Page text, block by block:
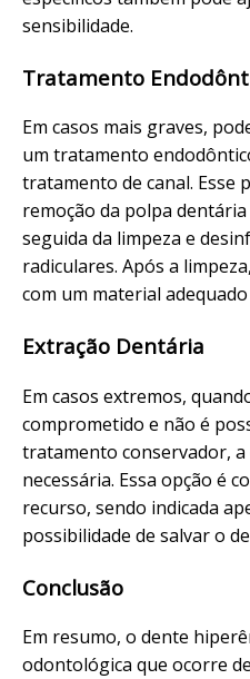
sensibilidade.
Tratamento
Em casos mais graves,
um tratamento
tratamento de canal. Esse
remoção da polpa
seguida da limpeza e
radiculares. Após a
com um material
Extração Dentária
Em casos extremos,
comprometido e não é
tratamento conservador,
necessária. Essa opção é
recurso, sendo indicada
possibilidade de salvar o
Conclusão
Em resumo, o dente
odontológica que ocorre